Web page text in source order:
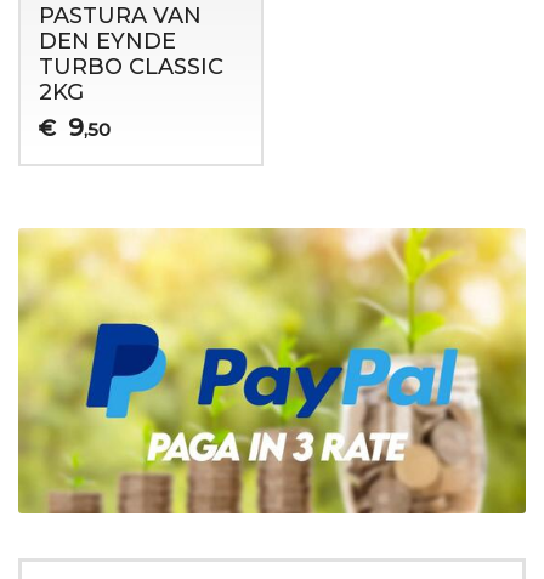
PASTURA VAN
DEN EYNDE
TURBO CLASSIC
2KG
€ 9,50